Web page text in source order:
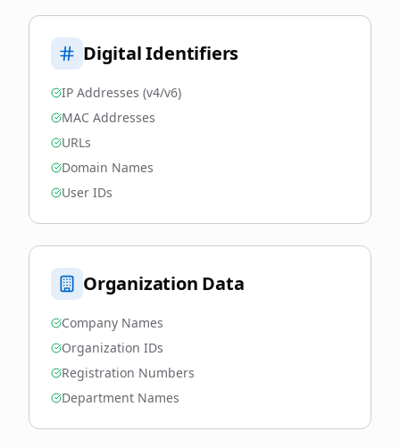
Digital Identifiers
IP Addresses (v4/v6)
MAC Addresses
URLs
Domain Names
User IDs
Organization Data
Company Names
Organization IDs
Registration Numbers
Department Names